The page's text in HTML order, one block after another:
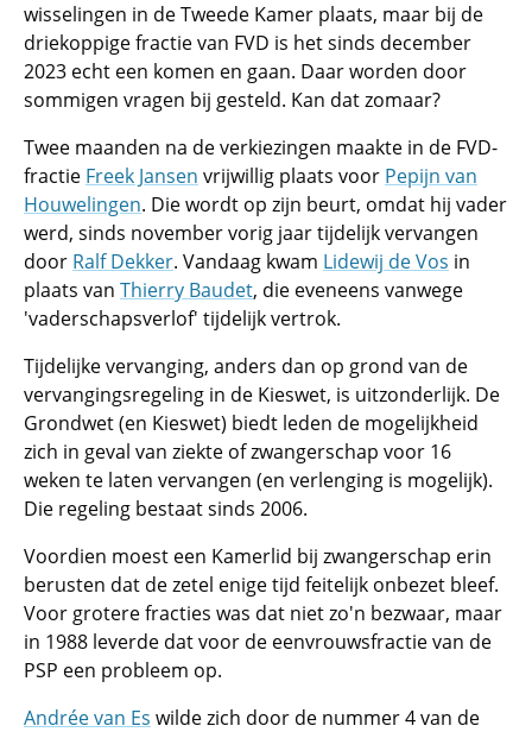
wisselingen in de Tweede Kamer plaats, maar bij de
driekoppige fractie van FVD is het sinds december
2023 echt een komen en gaan. Daar worden door
sommigen vragen bij gesteld. Kan dat zomaar?
Twee maanden na de verkiezingen maakte in de FVD-
fractie Freek Jansen vrijwillig plaats voor Pepijn van
Houwelingen. Die wordt op zijn beurt, omdat hij vader
werd, sinds november vorig jaar tijdelijk vervangen
door Ralf Dekker. Vandaag kwam Lidewij de Vos in
plaats van Thierry Baudet, die eveneens vanwege
'vaderschapsverlof' tijdelijk vertrok.
Tijdelijke vervanging, anders dan op grond van de
vervangingsregeling in de Kieswet, is uitzonderlijk. De
Grondwet (en Kieswet) biedt leden de mogelijkheid
zich in geval van ziekte of zwangerschap voor 16
weken te laten vervangen (en verlenging is mogelijk).
Die regeling bestaat sinds 2006.
Voordien moest een Kamerlid bij zwangerschap erin
berusten dat de zetel enige tijd feitelijk onbezet bleef.
Voor grotere fracties was dat niet zo'n bezwaar, maar
in 1988 leverde dat voor de eenvrouwsfractie van de
PSP een probleem op.
Andrée van Es wilde zich door de nummer 4 van de